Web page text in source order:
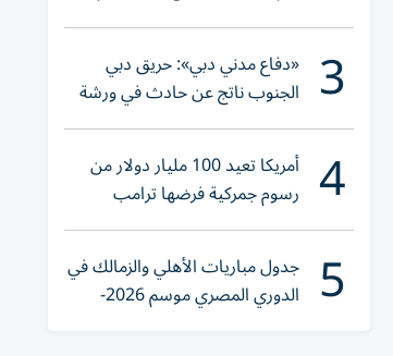
تحديث لعيار 21
3 «دفاع مدني دبي»: حريق دبي
الجنوب ناتج عن حادث في ورشة
ولا إصابات
4 أمريكا تعيد 100 مليار دولار من
رسوم جمركية فرضها ترامب
5 جدول مباريات الأهلي والزمالك في
الدوري المصري موسم 2026-